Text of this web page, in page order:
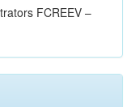
FCREEV –